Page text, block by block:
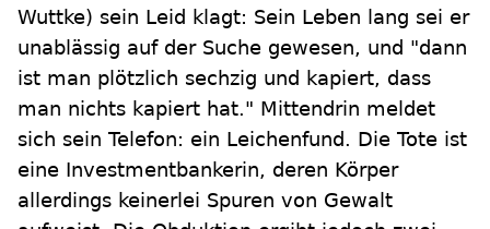
Wuttke) sein Leid klagt: Sein Leben lang sei er
unablässig auf der Suche gewesen, und "dann
ist man plötzlich sechzig und kapiert, dass
man nichts kapiert hat." Mittendrin meldet
sich sein Telefon: ein Leichenfund. Die Tote ist
eine Investmentbankerin, deren Körper
allerdings keinerlei Spuren von Gewalt